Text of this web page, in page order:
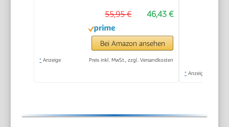
46,43 €
55,95 €
Bei Amazon ansehen
* Anzeige Preis inkl. MwSt., zzgl. Versandkosten
* Anzeige